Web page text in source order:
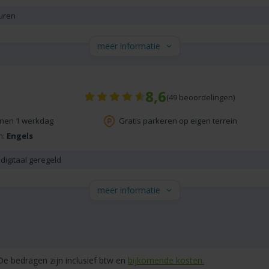
meer informatie
8,6(49beoordelingen)
1 werkdag
Gratis parkeren op eigen terrein
Engels
geregeld
meer informatie
bedragen zijn inclusief btw en bijkomende kosten.